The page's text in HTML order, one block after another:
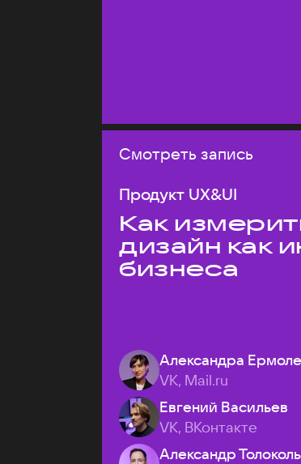
Смотреть запись
Продукт UX&UI
Как
дизайн как
бизнеса
Александра
VK, Mail.ru
Евгений Васильев
VK, ВКонтакте
Александр